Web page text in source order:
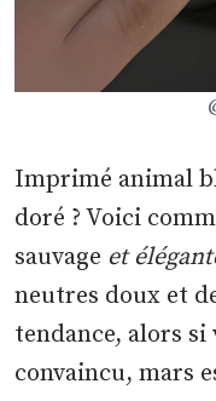
Imprimé animal
doré ? Voici
sauvage et
neutres doux et
tendance, alors si
convaincu, mars